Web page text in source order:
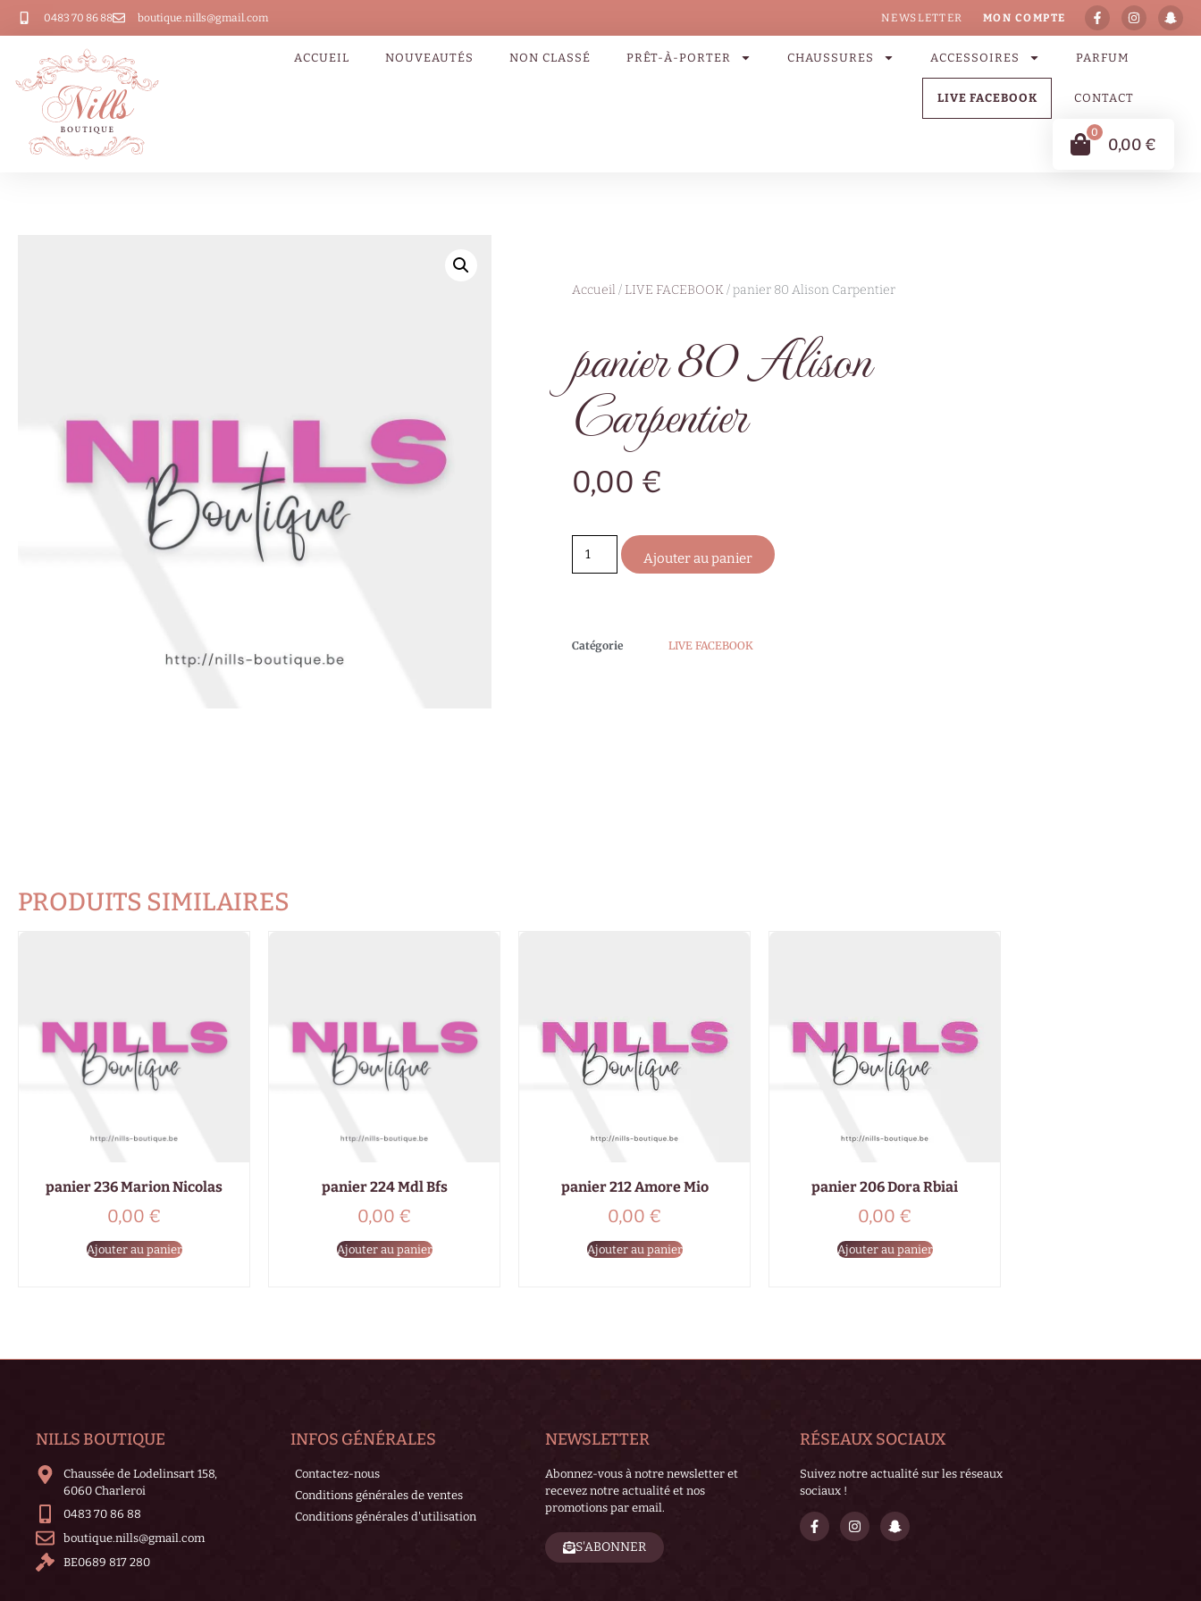
0483 70 86 88 boutique.nills@gmail.com NEWSLETTER MON COMPTE
ACCUEIL NOUVEAUTÉS NON CLASSÉ PRÊT-À-PORTER CHAUSSURES ACCESSOIRES PARFUM
LIVE FACEBOOK CONTACT
0
0,00 €
Accueil/ LIVE FACEBOOK/ panier 80 Alison Carpentier
panier 80 Alison
Carpentier
0,00 €
Ajouter au panier
Catégorie LIVE FACEBOOK
PRODUITS SIMILAIRES
panier 236 Marion Nicolas
0,00 €
Ajouter au panier
panier 224 Mdl Bfs
0,00 €
Ajouter au panier
panier 212 Amore Mio
0,00 €
Ajouter au panier
panier 206 Dora Rbiai
0,00 €
Ajouter au panier
NILLS BOUTIQUE
Chaussée de Lodelinsart 158,
6060 Charleroi
0483 70 86 88
boutique.nills@gmail.com
BE0689 817 280
INFOS GÉNÉRALES
Contactez-nous
Conditions générales de ventes
Conditions générales d'utilisation
NEWSLETTER
Abonnez-vous à notre newsletter et
recevez notre actualité et nos
promotions par email.
S'ABONNER
RÉSEAUX SOCIAUX
Suivez notre actualité sur les réseaux
sociaux !